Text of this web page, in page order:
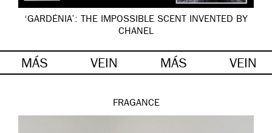
‘GARDÉNIA’: THE IMPOSSIBLE SCENT INVENTED BY
CHANEL
MÁS VEIN MÁS VEIN
FRAGANCE